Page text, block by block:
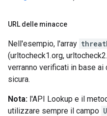
URL delle minacce
Nell'esempio, l'array
(urltocheck1.org,
verranno verificati in base
sicura.
Nota: l'API Lookup e il
utilizzare sempre il campo